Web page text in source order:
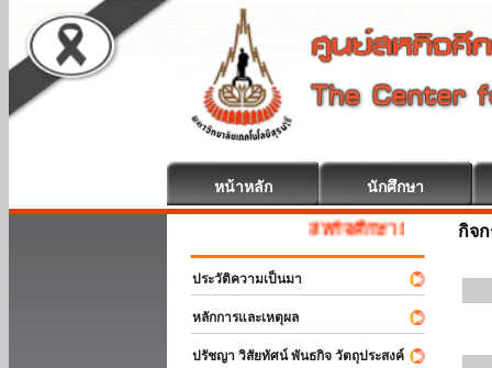
หน้าหลัก นักศึกษา
สหกิจศึกษา ยินดีต้อนรับ
ประวัติความเป็นมา
หลักการและเหตุผล
ปรัชญา วิสัยทัศน์ พันธกิจ วัตถุประสงค์
กิจ